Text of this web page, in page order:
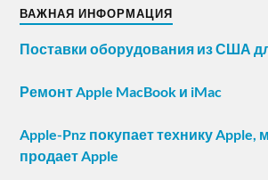
ВАЖНАЯ ИНФОРМАЦИЯ
Поставки оборудования из США
Ремонт Apple MacBook и iMac
Apple-Pnz покупает технику Apple,
продает Apple